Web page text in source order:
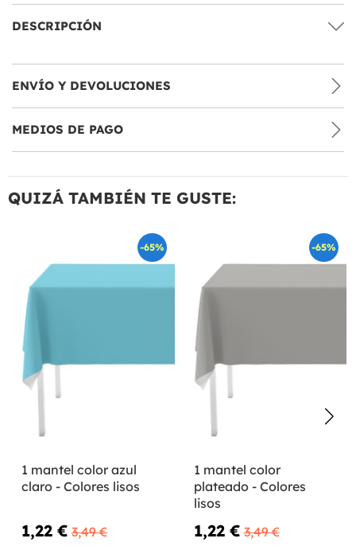
DESCRIPCIÓN
ENVÍO Y DEVOLUCIONES
MEDIOS DE PAGO
QUIZÁ TAMBIÉN TE GUSTE:
-65%
1 mantel color azul
claro - Colores lisos
1,22 € 3,49 €
-65%
1 mantel color
plateado - Colores
lisos
1,22 € 3,49 €